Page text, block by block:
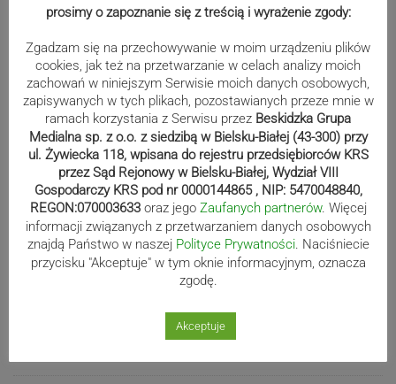
wystartują w Rajdzie Rzeszowskim
80-lecie Soły Kobiernice. Będzie się
działo! SZCZEGÓŁOWY PROGRAM
Kaniów stolicą europejskiego kajak
polo. Kilkadziesiąt drużyn z całej
Europy rywalizowało przez trzy dni
Dyskwalifikacja Waszka zmieniła
prosimy o zapoznanie się z treścią i wyrażenie zgody:
Zgadzam się na przechowywanie w moim urządzeniu plików
cookies, jak też na przetwarzanie w celach analizy moich
zachowań w niniejszym Serwisie moich danych osobowych,
zapisywanych w tych plikach, pozostawianych przeze mnie w
ramach korzystania z Serwisu przez Beskidzka Grupa
Medialna sp. z o.o. z siedzibą w Bielsku-Białej (43-300) przy
ul. Żywiecka 118, wpisana do rejestru przedsiębiorców KRS
przez Sąd Rejonowy w Bielsku-Białej, Wydział VIII
Gospodarczy KRS pod nr 0000144865 , NIP: 5470048840,
REGON:070003633 oraz jego Zaufanych partnerów. Więcej
informacji związanych z przetwarzaniem danych osobowych
znajdą Państwo w naszej Polityce Prywatności. Naciśniecie
przycisku "Akceptuje" w tym oknie informacyjnym, oznacza
zgodę.
Akceptuje